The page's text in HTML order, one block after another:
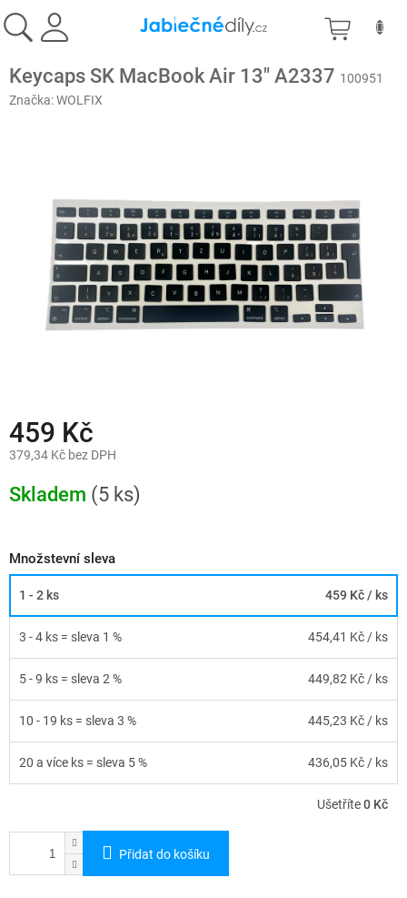
na
obsah
Keycaps SK MacBook Air 13" A2337 100951
Značka:WOLFIX
459 Kč
379,34 Kč bez DPH
cena:
Skladem (5 ks)
Množstevní sleva
1 - 2 ks 459 Kč/ ks
3 - 4 ks = sleva 1 % 454,41 Kč/ ks
5 - 9 ks = sleva 2 % 449,82 Kč/ ks
10 - 19 ks = sleva 3 % 445,23 Kč/ ks
20 a více ks = sleva 5 % 436,05 Kč/ ks
Ušetříte0 Kč
Přidat do košíku